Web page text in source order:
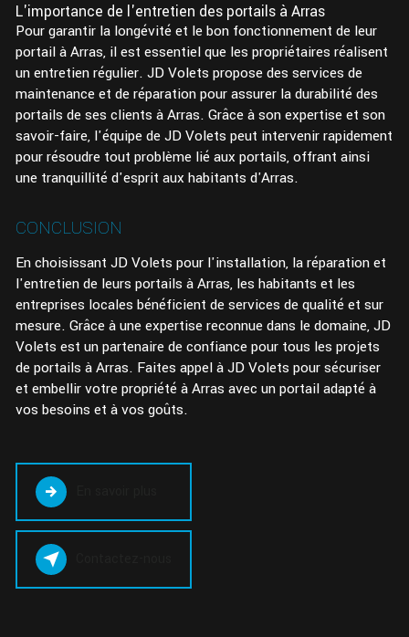
L'importance de l'entretien des portails à Arras
Pour garantir la longévité et le bon fonctionnement de leur
portail à Arras, il est essentiel que les propriétaires réalisent
un entretien régulier. JD Volets propose des services de
maintenance et de réparation pour assurer la durabilité des
portails de ses clients à Arras. Grâce à son expertise et son
savoir-faire, l'équipe de JD Volets peut intervenir rapidement
pour résoudre tout problème lié aux portails, offrant ainsi
une tranquillité d'esprit aux habitants d'Arras.
CONCLUSION
En choisissant JD Volets pour l'installation, la réparation et
l'entretien de leurs portails à Arras, les habitants et les
entreprises locales bénéficient de services de qualité et sur
mesure. Grâce à une expertise reconnue dans le domaine, JD
Volets est un partenaire de confiance pour tous les projets
de portails à Arras. Faites appel à JD Volets pour sécuriser
et embellir votre propriété à Arras avec un portail adapté à
vos besoins et à vos goûts.